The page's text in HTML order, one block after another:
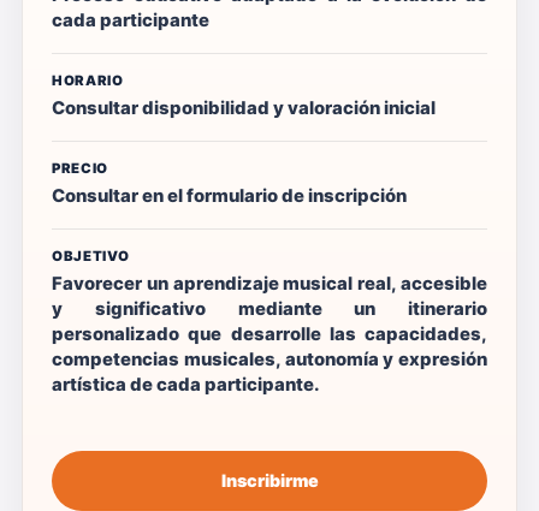
cada participante
HORARIO
Consultar disponibilidad y valoración inicial
PRECIO
Consultar en el formulario de inscripción
OBJETIVO
Favorecer un aprendizaje musical real, accesible
y significativo mediante un itinerario
personalizado que desarrolle las capacidades,
competencias musicales, autonomía y expresión
artística de cada participante.
Inscribirme